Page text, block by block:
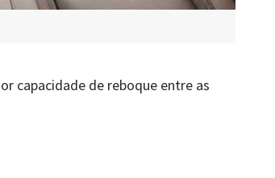
capacidade de reboque entre as